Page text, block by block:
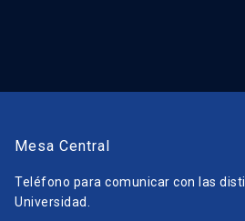
Mesa Central
Teléfono para comunicar con las
Universidad.